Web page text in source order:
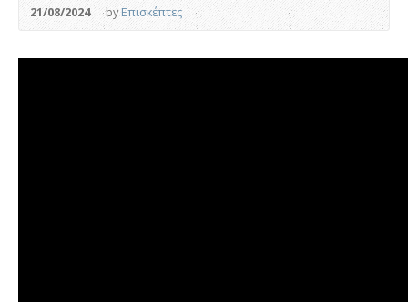
21/08/2024 byΕπισκέπτες